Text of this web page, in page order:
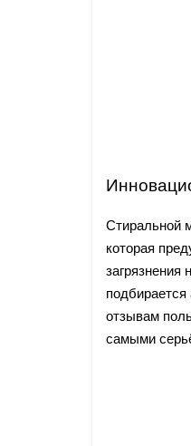
Стиральной
которая
отзывам
самыми